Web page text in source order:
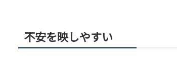
不安を映しやすい